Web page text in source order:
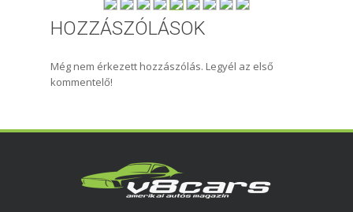
HOZZÁSZÓLÁSOK
Még nem érkezett hozzászólás. Legyél az első
kommentelő!